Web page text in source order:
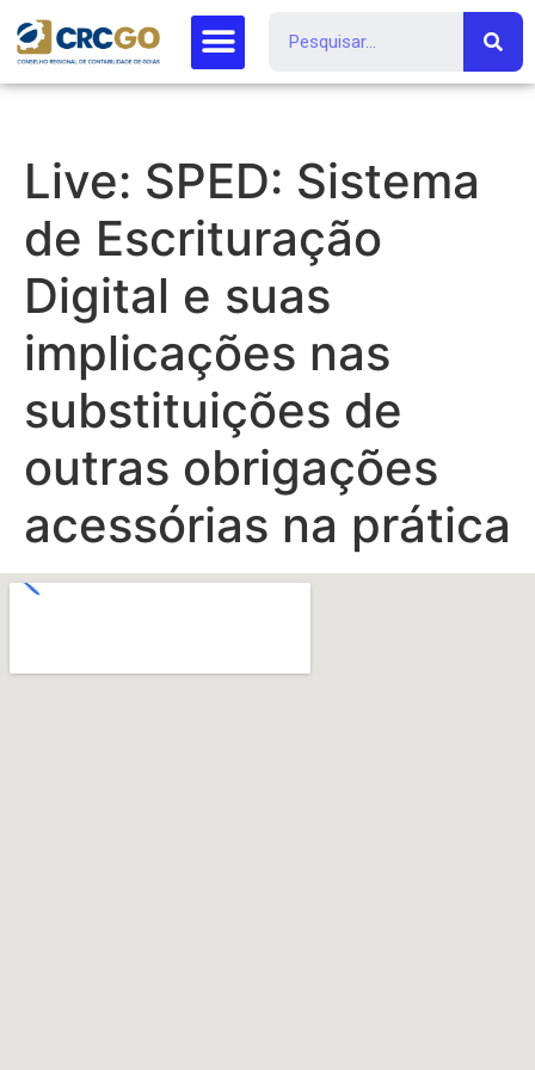
Live: SPED: Sistema
de Escrituração
Digital e suas
implicações nas
substituições de
outras obrigações
acessórias na prática